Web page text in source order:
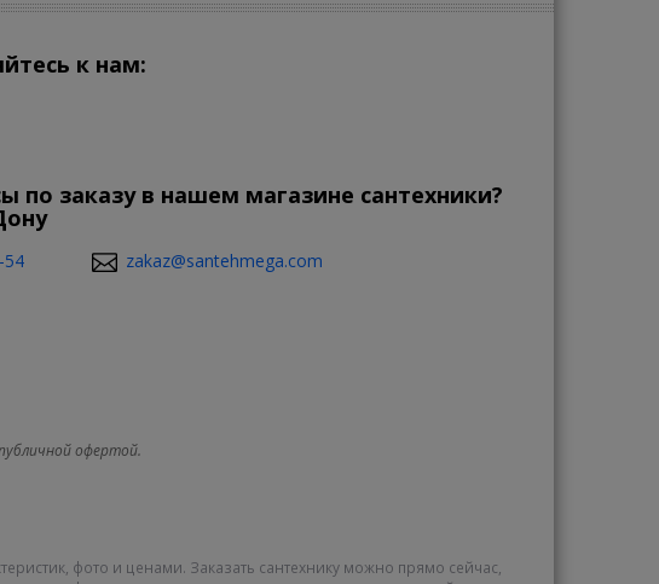
к нам:
по заказу в нашем магазине сантехники?
54 zakaz@santehmega.com
офертой.
фото и ценами. Заказать сантехнику можно прямо сейчас,